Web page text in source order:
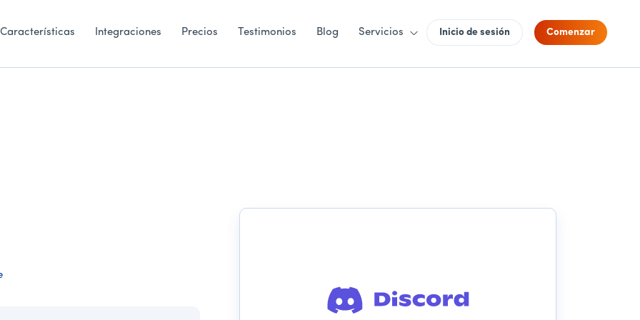
Características Integraciones Precios Testimonios Blog Servicios Inicio de sesión Comenzar